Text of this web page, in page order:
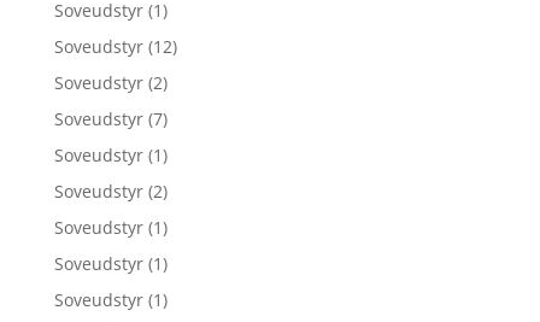
Soveudstyr (1)
Soveudstyr (12)
Soveudstyr (2)
Soveudstyr (7)
Soveudstyr (1)
Soveudstyr (2)
Soveudstyr (1)
Soveudstyr (1)
Soveudstyr (1)